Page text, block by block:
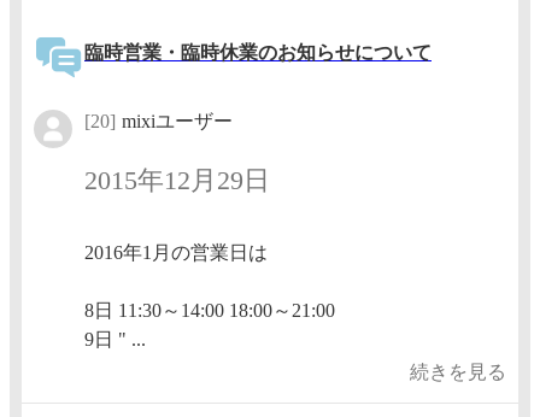
臨時営業・臨時休業のお知らせについて
[20] mixiユーザー
2015年12月29日
2016年1月の営業日は
8日 11:30～14:00 18:00～21:00
9日 " ...
続きを見る